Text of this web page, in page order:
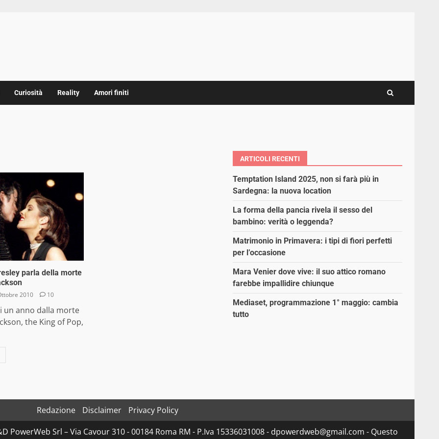
Curiosità Reality Amori finiti
parla della morte
2010 10
un anno dalla morte
the King of Pop,
ARTICOLI RECENTI
Temptation Island 2025, non si farà più in
Sardegna: la nuova location
La forma della pancia rivela il sesso del
bambino: verità o leggenda?
Matrimonio in Primavera: i tipi di fiori perfetti
per l’occasione
Mara Venier dove vive: il suo attico romano
farebbe impallidire chiunque
Mediaset, programmazione 1° maggio: cambia
tutto
Redazione Disclaimer
Privacy Policy
Srl – Via Cavour 310 - 00184 Roma RM - P.Iva 15336031008 - dpowerdweb@gmail.com - Questo